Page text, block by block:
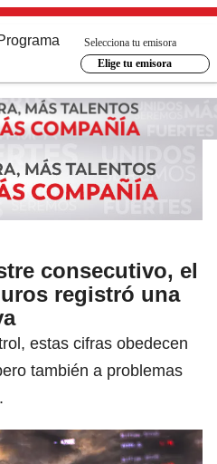
Selecciona tu emisora
Elige tu emisora
consecutivo, el
registró una
estas cifras obedecen
también a problemas